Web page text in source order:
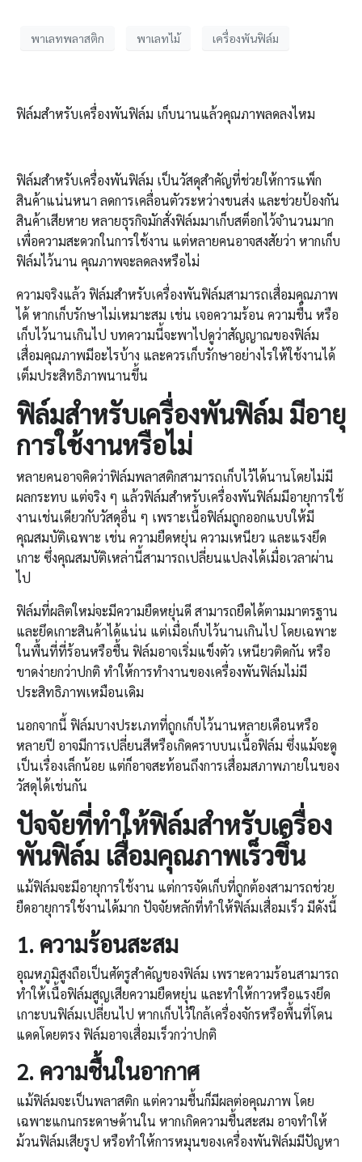
พาเลทพลาสติก พาเลทไม้ เครื่องพันฟิล์ม
ฟิล์มสำหรับเครื่องพันฟิล์ม เก็บนานแล้วคุณภาพลดลงไหม
ฟิล์มสำหรับเครื่องพันฟิล์ม เป็นวัสดุสำคัญที่ช่วยให้การแพ็ก
สินค้าแน่นหนา ลดการเคลื่อนตัวระหว่างขนส่ง และช่วยป้องกัน
สินค้าเสียหาย หลายธุรกิจมักสั่งฟิล์มมาเก็บสต็อกไว้จำนวนมาก
เพื่อความสะดวกในการใช้งาน แต่หลายคนอาจสงสัยว่า หากเก็บ
ฟิล์มไว้นาน คุณภาพจะลดลงหรือไม่
ความจริงแล้ว ฟิล์มสำหรับเครื่องพันฟิล์มสามารถเสื่อมคุณภาพ
ได้ หากเก็บรักษาไม่เหมาะสม เช่น เจอความร้อน ความชื้น หรือ
เก็บไว้นานเกินไป บทความนี้จะพาไปดูว่าสัญญาณของฟิล์ม
เสื่อมคุณภาพมีอะไรบ้าง และควรเก็บรักษาอย่างไรให้ใช้งานได้
เต็มประสิทธิภาพนานขึ้น
ฟิล์มสำหรับเครื่องพันฟิล์ม มีอายุ
การใช้งานหรือไม่
หลายคนอาจคิดว่าฟิล์มพลาสติกสามารถเก็บไว้ได้นานโดยไม่มี
ผลกระทบ แต่จริง ๆ แล้วฟิล์มสำหรับเครื่องพันฟิล์มมีอายุการใช้
งานเช่นเดียวกับวัสดุอื่น ๆ เพราะเนื้อฟิล์มถูกออกแบบให้มี
คุณสมบัติเฉพาะ เช่น ความยืดหยุ่น ความเหนียว และแรงยึด
เกาะ ซึ่งคุณสมบัติเหล่านี้สามารถเปลี่ยนแปลงได้เมื่อเวลาผ่าน
ไป
ฟิล์มที่ผลิตใหม่จะมีความยืดหยุ่นดี สามารถยืดได้ตามมาตรฐาน
และยึดเกาะสินค้าได้แน่น แต่เมื่อเก็บไว้นานเกินไป โดยเฉพาะ
ในพื้นที่ที่ร้อนหรือชื้น ฟิล์มอาจเริ่มแข็งตัว เหนียวติดกัน หรือ
ขาดง่ายกว่าปกติ ทำให้การทำงานของเครื่องพันฟิล์มไม่มี
ประสิทธิภาพเหมือนเดิม
นอกจากนี้ ฟิล์มบางประเภทที่ถูกเก็บไว้นานหลายเดือนหรือ
หลายปี อาจมีการเปลี่ยนสีหรือเกิดคราบบนเนื้อฟิล์ม ซึ่งแม้จะดู
เป็นเรื่องเล็กน้อย แต่ก็อาจสะท้อนถึงการเสื่อมสภาพภายในของ
วัสดุได้เช่นกัน
ปัจจัยที่ทำให้ฟิล์มสำหรับเครื่อง
พันฟิล์ม เสื่อมคุณภาพเร็วขึ้น
แม้ฟิล์มจะมีอายุการใช้งาน แต่การจัดเก็บที่ถูกต้องสามารถช่วย
ยืดอายุการใช้งานได้มาก ปัจจัยหลักที่ทำให้ฟิล์มเสื่อมเร็ว มีดังนี้
1. ความร้อนสะสม
อุณหภูมิสูงถือเป็นศัตรูสำคัญของฟิล์ม เพราะความร้อนสามารถ
ทำให้เนื้อฟิล์มสูญเสียความยืดหยุ่น และทำให้กาวหรือแรงยึด
เกาะบนฟิล์มเปลี่ยนไป หากเก็บไว้ใกล้เครื่องจักรหรือพื้นที่โดน
แดดโดยตรง ฟิล์มอาจเสื่อมเร็วกว่าปกติ
2. ความชื้นในอากาศ
แม้ฟิล์มจะเป็นพลาสติก แต่ความชื้นก็มีผลต่อคุณภาพ โดย
เฉพาะแกนกระดาษด้านใน หากเกิดความชื้นสะสม อาจทำให้
ม้วนฟิล์มเสียรูป หรือทำให้การหมุนของเครื่องพันฟิล์มมีปัญหา